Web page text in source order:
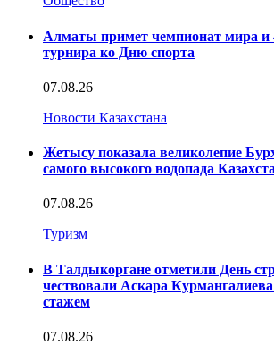
Алматы примет чемпионат мира и
турнира ко Дню спорта
07.08.26
Новости Казахстана
Жетысу показала великолепие
самого высокого водопада
07.08.26
Туризм
В Талдыкоргане отметили День
чествовали Аскара
стажем
07.08.26